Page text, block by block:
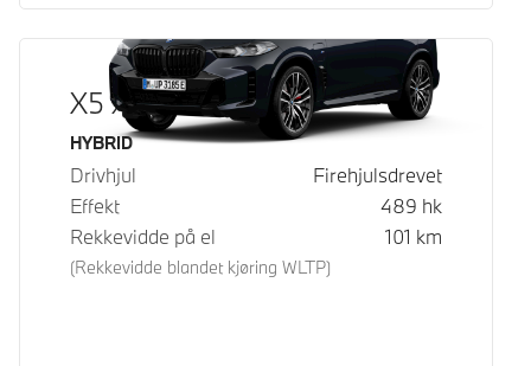
X5 xDrive50e
Drivstoff
HYBRID
Drivhjul
Firehjulsdrevet
Effekt
489 hk
Rekkevidde på el
(Rekkevidde blandet kjøring WLTP)
101 km